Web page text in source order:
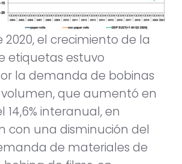
2020, el crecimiento de la
etiquetas estuvo
la demanda de bobinas
que aumentó en
14,6% interanual, en
con una disminución del
de materiales de